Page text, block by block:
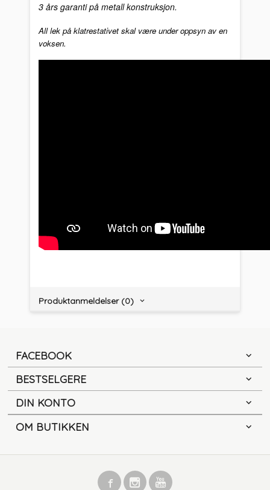
3 års garanti på metall konstruksjon.
All lek på klatrestativet skal være under oppsyn av en
voksen.
Produktanmeldelser (0)
FACEBOOK
BESTSELGERE
DIN KONTO
OM BUTIKKEN